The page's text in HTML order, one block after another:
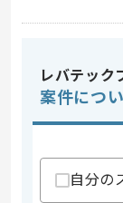
スキル
レバテック
案件につ
自分の